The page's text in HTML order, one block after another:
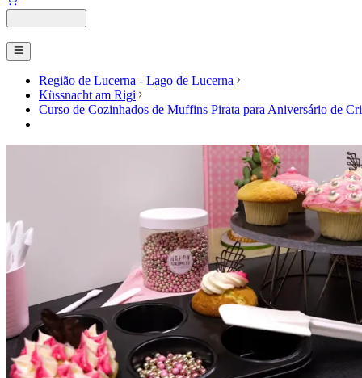
Região de Lucerna - Lago de Lucerna
Küssnacht am Rigi
Curso de Cozinhados de Muffins Pirata para Aniversário de